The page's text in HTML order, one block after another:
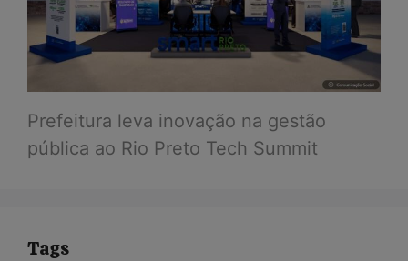
Prefeitura leva inovação na gestão
pública ao Rio Preto Tech Summit
Tags